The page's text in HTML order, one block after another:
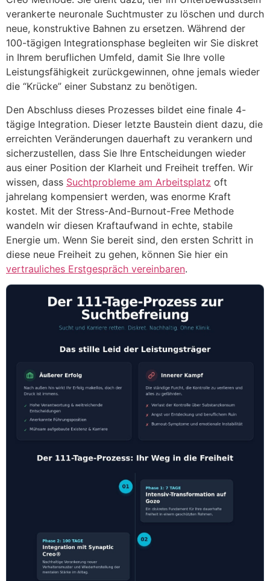
verankerte neuronale Suchtmuster zu löschen und durch
neue, konstruktive Bahnen zu ersetzen. Während der
100-tägigen Integrationsphase begleiten wir Sie diskret
in Ihrem beruflichen Umfeld, damit Sie Ihre volle
Leistungsfähigkeit zurückgewinnen, ohne jemals wieder
die “Krücke” einer Substanz zu benötigen.
Den Abschluss dieses Prozesses bildet eine finale 4-
tägige Integration. Dieser letzte Baustein dient dazu, die
erreichten Veränderungen dauerhaft zu verankern und
sicherzustellen, dass Sie Ihre Entscheidungen wieder
aus einer Position der Klarheit und Freiheit treffen. Wir
wissen, dass Suchtprobleme am Arbeitsplatz oft
jahrelang kompensiert werden, was enorme Kraft
kostet. Mit der Stress-And-Burnout-Free Methode
wandeln wir diesen Kraftaufwand in echte, stabile
Energie um. Wenn Sie bereit sind, den ersten Schritt in
diese neue Freiheit zu gehen, können Sie hier ein
vertrauliches Erstgespräch vereinbaren.